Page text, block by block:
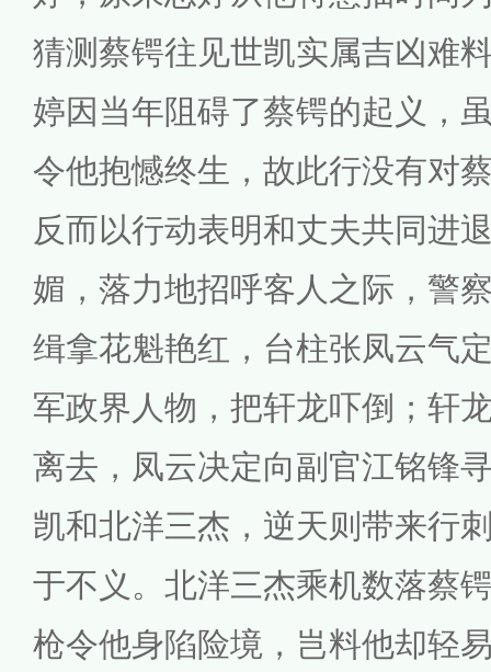
猜测蔡锷往见世凯实属吉凶难
婷因当年阻碍了蔡锷的起义，
令他抱憾终生，故此行没有对
反而以行动表明和丈夫共同进
媚，落力地招呼客人之际，警
缉拿花魁艳红，台柱张凤云气
军政界人物，把轩龙吓倒；轩
离去，凤云决定向副官江铭锋
凯和北洋三杰，逆天则带来行
于不义。北洋三杰乘机数落蔡
枪令他身陷险境，岂料他却轻